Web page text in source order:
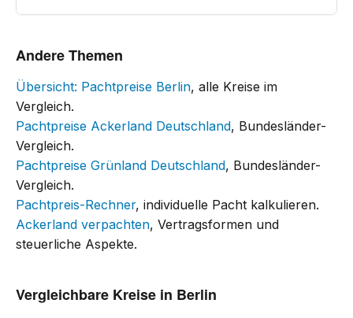
Andere Themen
Übersicht: Pachtpreise Berlin, alle Kreise im
Vergleich.
Pachtpreise Ackerland Deutschland, Bundesländer-
Vergleich.
Pachtpreise Grünland Deutschland, Bundesländer-
Vergleich.
Pachtpreis-Rechner, individuelle Pacht kalkulieren.
Ackerland verpachten, Vertragsformen und
steuerliche Aspekte.
Vergleichbare Kreise in Berlin